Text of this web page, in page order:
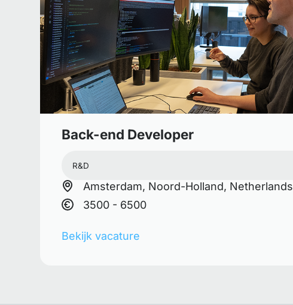
Back-end Developer
R&D
Amsterdam, Noord-Holland, Netherlands
3500 - 6500
Bekijk vacature